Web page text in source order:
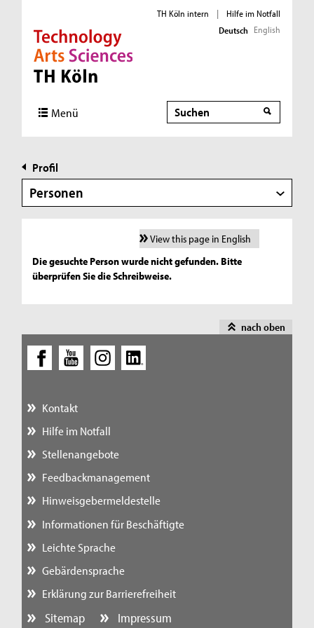
Direkt zur Hauptnavigation
Direkt zur Subnavigation
Direkt zum Inhalt
Direkt zum Fußbereich
TH Köln intern |
Hilfe im Notfall
Deutsch English
Menü Suche
Profil
Personen
View this page in English
Die gesuchte Person wurde nicht gefunden. Bitte
überprüfen Sie die Schreibweise.
nach oben
Kontakt
Hilfe im Notfall
Stellenangebote
Feedbackmanagement
Hinweisgebermeldestelle
Informationen für Beschäftigte
Leichte Sprache
Gebärdensprache
Erklärung zur Barrierefreiheit
Sitemap Impressum